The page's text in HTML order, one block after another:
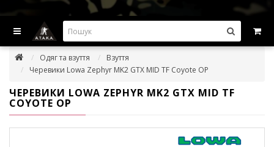
ВИГІДНІ ПРОПОЗИЦІІ — ЗНИЖКИ ДО -45%
Одяг та взуття
Взуття
Черевики Lowa Zephyr MK2 GTX MID TF Coyote OP
ЧЕРЕВИКИ LOWA ZEPHYR MK2 GTX MID TF
COYOTE OP